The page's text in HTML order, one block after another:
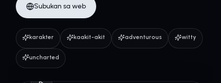
Subukan sa web
karakter kaakit-akit adventurous witty
uncharted